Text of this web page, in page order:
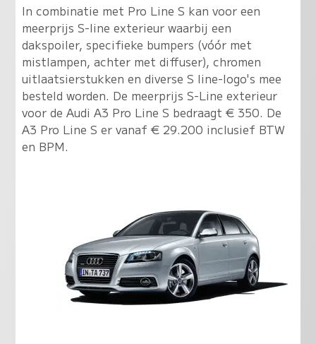
In combinatie met Pro Line S kan voor een
meerprijs S-line exterieur waarbij een
dakspoiler, specifieke bumpers (vóór met
mistlampen, achter met diffuser), chromen
uitlaatsierstukken en diverse S line-logo's mee
besteld worden. De meerprijs S-Line exterieur
voor de Audi A3 Pro Line S bedraagt € 350. De
A3 Pro Line S er vanaf € 29.200 inclusief BTW
en BPM.